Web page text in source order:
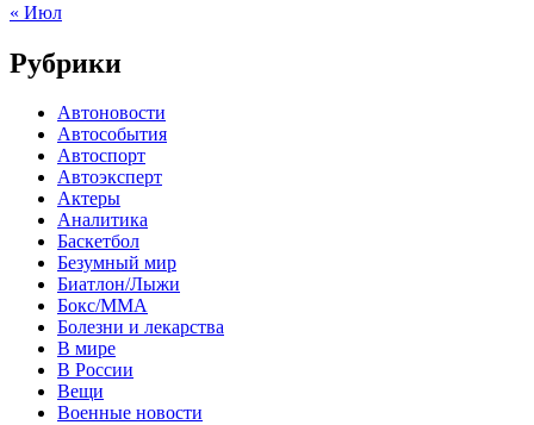
« Июл
Рубрики
Автоновости
Автособытия
Автоспорт
Автоэксперт
Актеры
Аналитика
Баскетбол
Безумный мир
Биатлон/Лыжи
Бокс/MMA
Болезни и лекарства
В мире
В России
Вещи
Военные новости